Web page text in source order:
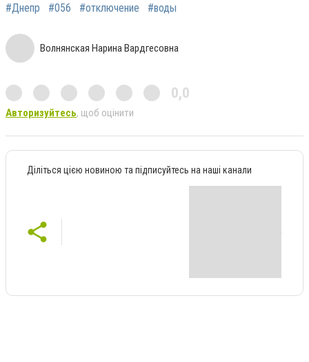
#Днепр #056 #отключение #воды
Волнянская Нарина Вардгесовна
0,0
Авторизуйтесь, щоб оцінити
Діліться цією новиною та підписуйтесь на наші канали